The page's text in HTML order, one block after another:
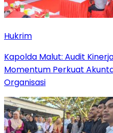
Hukrim
Kapolda Malut: Audit
Momentum Perkuat
Organisasi